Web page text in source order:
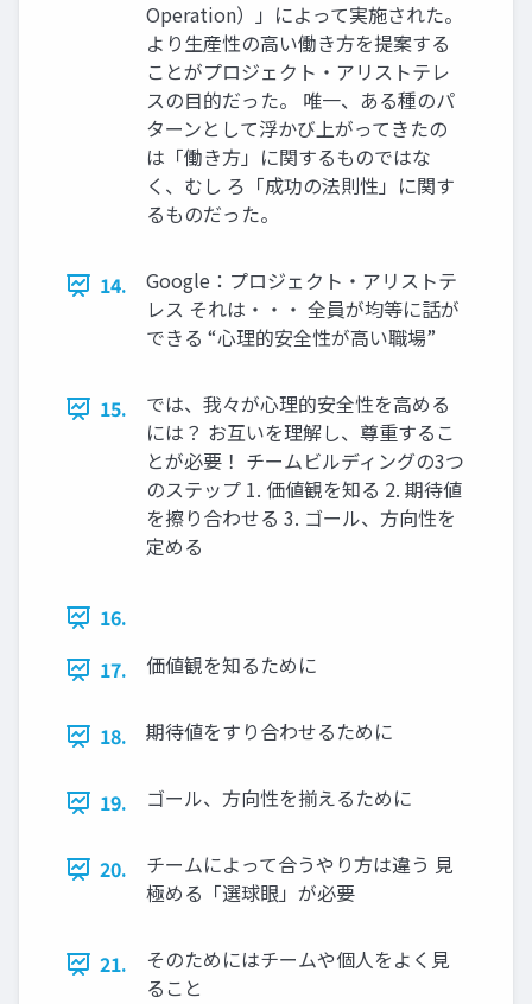
Operation）」によって実施された。
より生産性の高い働き方を提案する
ことがプロジェクト・アリストテレ
スの目的だった。 唯一、ある種のパ
ターンとして浮かび上がってきたの
は「働き方」に関するものではな
く、むし ろ「成功の法則性」に関す
るものだった。
14.
Google：プロジェクト・アリストテ
レス それは・・・ 全員が均等に話が
できる “心理的安全性が高い職場”
15.
では、我々が心理的安全性を高める
には？ お互いを理解し、尊重するこ
とが必要！ チームビルディングの3つ
のステップ 1. 価値観を知る 2. 期待値
を擦り合わせる 3. ゴール、方向性を
定める
16.
17.
価値観を知るために
18. 期待値をすり合わせるために
19. ゴール、方向性を揃えるために
20.
チームによって合うやり方は違う 見
極める「選球眼」が必要
21.
そのためにはチームや個人をよく見
ること